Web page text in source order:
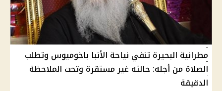
مطرانية البحيرة تنفي نياحة الأنبا باخوميوس وتطلب
الصلاة من أجله: حالته غير مستقرة وتحت الملاحظة
الدقيقة